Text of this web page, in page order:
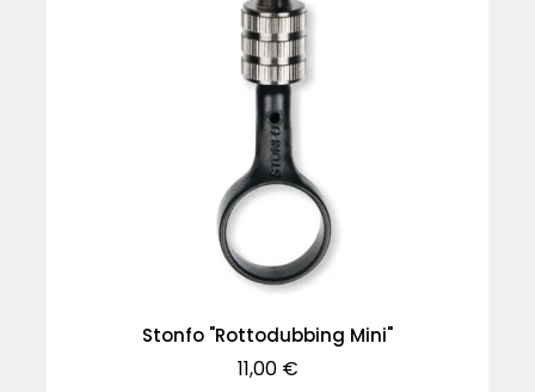
Stonfo "Rottodubbing Mini"
Precio
11,00 €